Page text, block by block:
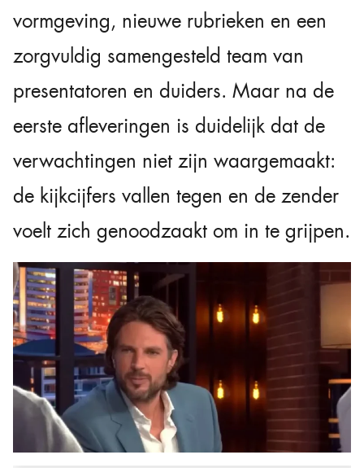
vormgeving, nieuwe rubrieken en een
zorgvuldig samengesteld team van
presentatoren en duiders. Maar na de
eerste afleveringen is duidelijk dat de
verwachtingen niet zijn waargemaakt:
de kijkcijfers vallen tegen en de zender
voelt zich genoodzaakt om in te grijpen.